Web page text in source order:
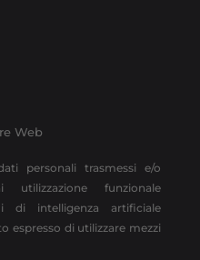
Web
personali trasmessi e/o
funzionale
di intelligenza artificiale
espresso di utilizzare mezzi